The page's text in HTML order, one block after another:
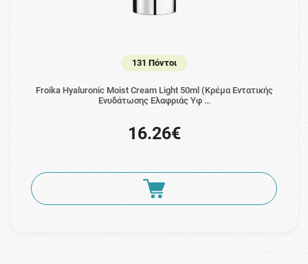
131 Πόντοι
Froika Hyaluronic Moist Cream Light 50ml (Κρέμα Εντατικής
Ενυδάτωσης Ελαφριάς Υφ …
16.26€